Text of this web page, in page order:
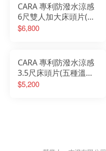
CARA 專利防潑水涼感
6尺雙人加大床頭片(五
種溫暖大地色可選)
$6,800
CARA 專利防潑水涼感
3.5尺床頭片(五種溫暖
大地色可選)
$5,200